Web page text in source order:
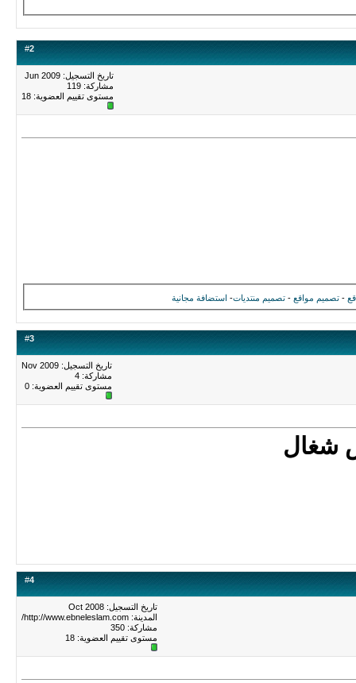
#2
تاريخ التسجيل: Jun 2009
مشاركة: 119
مستوى تقييم العضوية: 18
- تصميم مواقع - تصميم منتديات- استضافة مجانية
#3
تاريخ التسجيل: Nov 2009
مشاركة: 4
مستوى تقييم العضوية: 0
شغال
#4
تاريخ التسجيل: Oct 2008
المدينة: http://www.ebneleslam.com/
مشاركة: 350
مستوى تقييم العضوية: 18